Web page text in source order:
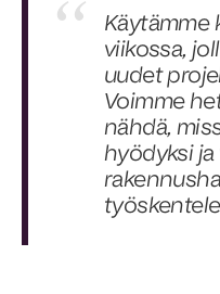
Käytämme
viikossa,
uudet
Voimme
nähdä,
hyödyksi ja